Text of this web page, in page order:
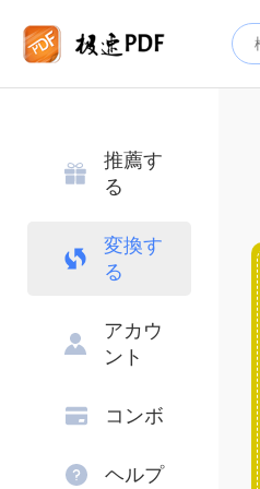
推薦す
る
変換す
る
アカウ
ント
コンボ
ヘルプ